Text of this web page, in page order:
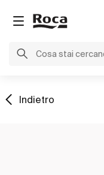
Indietro